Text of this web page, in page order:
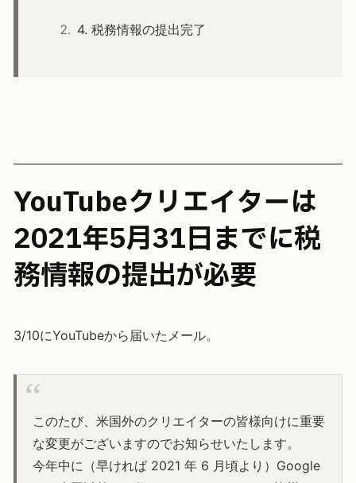
4. 税務情報の提出完了
YouTubeクリエイターは
2021年5月31日までに税
務情報の提出が必要
3/10にYouTubeから届いたメール。
このたび、米国外のクリエイターの皆様向けに重要
な変更がございますのでお知らせいたします。
今年中に（早ければ 2021 年 6 月頃より）Google